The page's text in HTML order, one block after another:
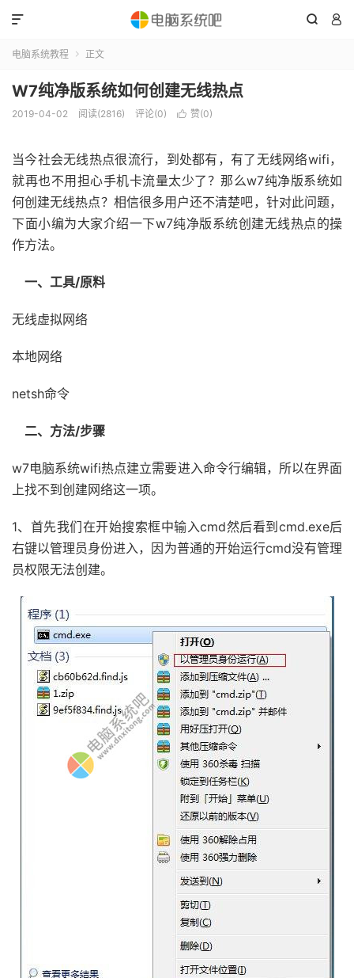
 

电脑系统教程  正文
W7纯净版系统如何创建无线热点
2019-04-02 阅读(2816) 评论(0)  赞(0)
当今社会无线热点很流行，到处都有，有了无线网络wifi，
就再也不用担心手机卡流量太少了？那么w7纯净版系统如
何创建无线热点？相信很多用户还不清楚吧，针对此问题，
下面小编为大家介绍一下w7纯净版系统创建无线热点的操
作方法。
一、工具/原料
无线虚拟网络
本地网络
netsh命令
二、方法/步骤
w7电脑系统wifi热点建立需要进入命令行编辑，所以在界面
上找不到创建网络这一项。
1、首先我们在开始搜索框中输入cmd然后看到cmd.exe后
右键以管理员身份进入，因为普通的开始运行cmd没有管理
员权限无法创建。